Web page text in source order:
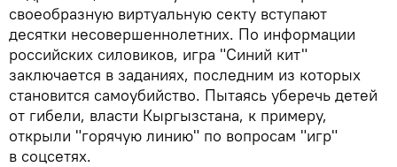
своеобразную виртуальную секту вступают
десятки несовершеннолетних. По информации
российских силовиков, игра "Синий кит"
заключается в заданиях, последним из которых
становится самоубийство. Пытаясь уберечь детей
от гибели, власти Кыргызстана, к примеру,
открыли "горячую линию" по вопросам "игр"
в соцсетях.